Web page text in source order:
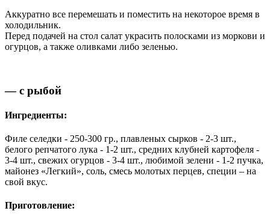
Аккуратно все перемешать и поместить на некоторое время в
холодильник.
Перед подачей на стол салат украсить полосками из моркови и
огурцов, а также оливками либо зеленью.
— с рыбой
Ингредиенты:
Филе селедки - 250-300 гр., плавленых сырков - 2-3 шт.,
белого репчатого лука - 1-2 шт., средних клубней картофеля -
3-4 шт., свежих огурцов - 3-4 шт., любимой зелени - 1-2 пучка,
майонез «Легкий», соль, смесь молотых перцев, специи – на
свой вкус.
Приготовление: